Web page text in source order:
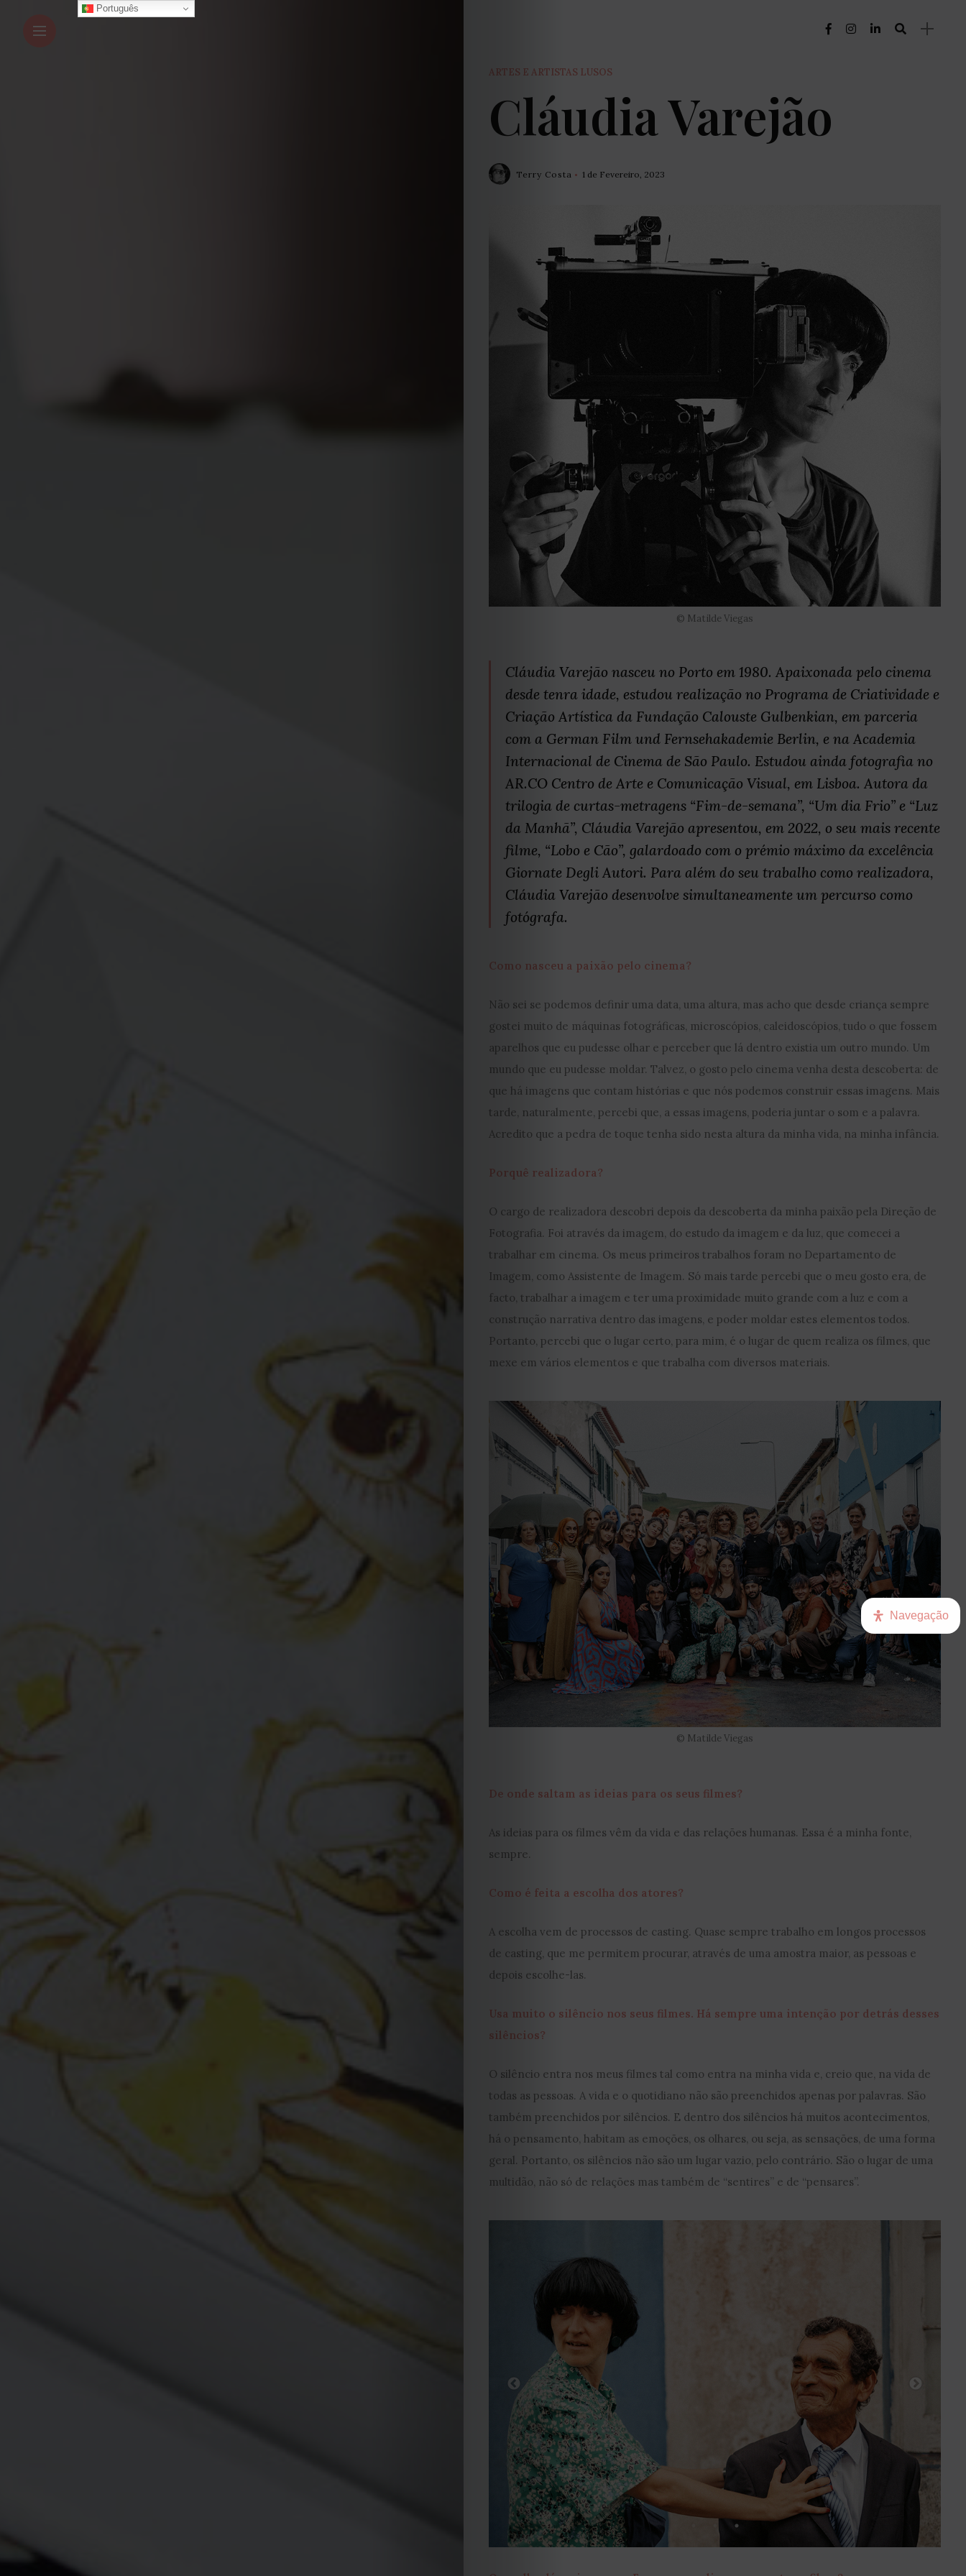
EDIÇÃO
DE
JULHO
2026
2025
2024
2023
2022
de
Capa
Contactos
Estatuto
Editorial
Política
de
privacidade
Termos
e
Condições
Cookies
ARTES E ARTISTAS LUSOS
Cláudia Varejão
Terry Costa 1 de Fevereiro, 2023
© Matilde Viegas
Cláudia Varejão nasceu no Porto em 1980. Apaixonada pelo cinema
desde tenra idade, estudou realização no Programa de Criatividade e
Criação Artística da Fundação Calouste Gulbenkian, em parceria
com a German Film und Fernsehakademie Berlin, e na Academia
Internacional de Cinema de São Paulo. Estudou ainda fotografia no
AR.CO Centro de Arte e Comunicação Visual, em Lisboa. Autora da
trilogia de curtas-metragens “Fim-de-semana”, “Um dia Frio” e “Luz
da Manhã”, Cláudia Varejão apresentou, em 2022, o seu mais recente
filme, “Lobo e Cão”, galardoado com o prémio máximo da excelência
Giornate Degli Autori. Para além do seu trabalho como realizadora,
Cláudia Varejão desenvolve simultaneamente um percurso como
fotógrafa.
Como nasceu a paixão pelo cinema?
Não sei se podemos definir uma data, uma altura, mas acho que desde criança sempre
gostei muito de máquinas fotográficas, microscópios, caleidoscópios, tudo o que fossem
aparelhos que eu pudesse olhar e perceber que lá dentro existia um outro mundo. Um
mundo que eu pudesse moldar. Talvez, o gosto pelo cinema venha desta descoberta: de
que há imagens que contam histórias e que nós podemos construir essas imagens. Mais
tarde, naturalmente, percebi que, a essas imagens, poderia juntar o som e a palavra.
Acredito que a pedra de toque tenha sido nesta altura da minha vida, na minha infância.
Porquê realizadora?
O cargo de realizadora descobri depois da descoberta da minha paixão pela Direção de
Fotografia. Foi através da imagem, do estudo da imagem e da luz, que comecei a
trabalhar em cinema. Os meus primeiros trabalhos foram no Departamento de
Imagem, como Assistente de Imagem. Só mais tarde percebi que o meu gosto era, de
facto, trabalhar a imagem e ter uma proximidade muito grande com a luz e com a
construção narrativa dentro das imagens, e poder moldar estes elementos todos.
Portanto, percebi que o lugar certo, para mim, é o lugar de quem realiza os filmes, que
mexe em vários elementos e que trabalha com diversos materiais.
© Matilde Viegas
De onde saltam as ideias para os seus filmes?
As ideias para os filmes vêm da vida e das relações humanas. Essa é a minha fonte,
sempre.
Como é feita a escolha dos atores?
A escolha vem de processos de casting. Quase sempre trabalho em longos processos
de casting, que me permitem procurar, através de uma amostra maior, as pessoas e
depois escolhe-las.
Usa muito o silêncio nos seus filmes. Há sempre uma intenção por detrás desses
silêncios?
O silêncio entra nos meus filmes tal como entra na minha vida e, creio que, na vida de
todas as pessoas. A vida e o quotidiano não são preenchidos apenas por palavras. São
também preenchidos por silêncios. E dentro dos silêncios há muitos acontecimentos,
há o pensamento, habitam as emoções, os olhares, ou seja, as sensações, de uma forma
geral. Portanto, os silêncios não são um lugar vazio, pelo contrário. São o lugar de uma
multidão, não só de relações mas também de “sentires” e de “pensares”.
Português
Navegação